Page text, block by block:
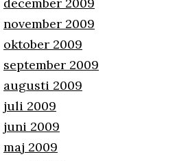
december 2009
november 2009
oktober 2009
september 2009
augusti 2009
juli 2009
juni 2009
maj 2009